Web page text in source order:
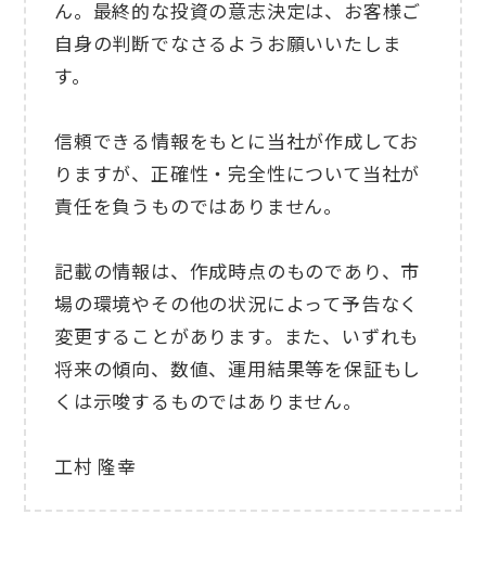
ん。最終的な投資の意志決定は、お客様ご
自身の判断でなさるようお願いいたしま
す。
信頼できる情報をもとに当社が作成してお
りますが、正確性・完全性について当社が
責任を負うものではありません。
記載の情報は、作成時点のものであり、市
場の環境やその他の状況によって予告なく
変更することがあります。また、いずれも
将来の傾向、数値、運用結果等を保証もし
くは示唆するものではありません。
工村 隆幸